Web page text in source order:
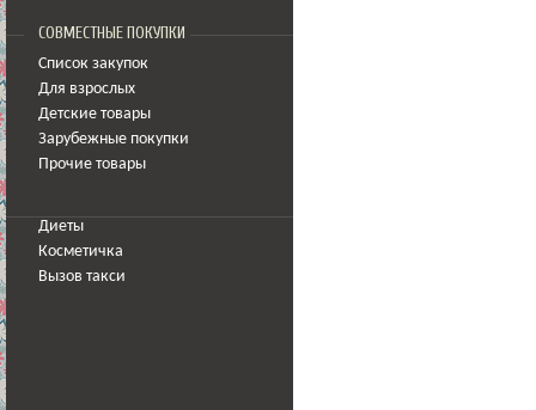
СОВМЕСТНЫЕ ПОКУПКИ
Список закупок
Для взрослых
Детские товары
Зарубежные покупки
Прочие товары
Диеты
Косметичка
Вызов такси